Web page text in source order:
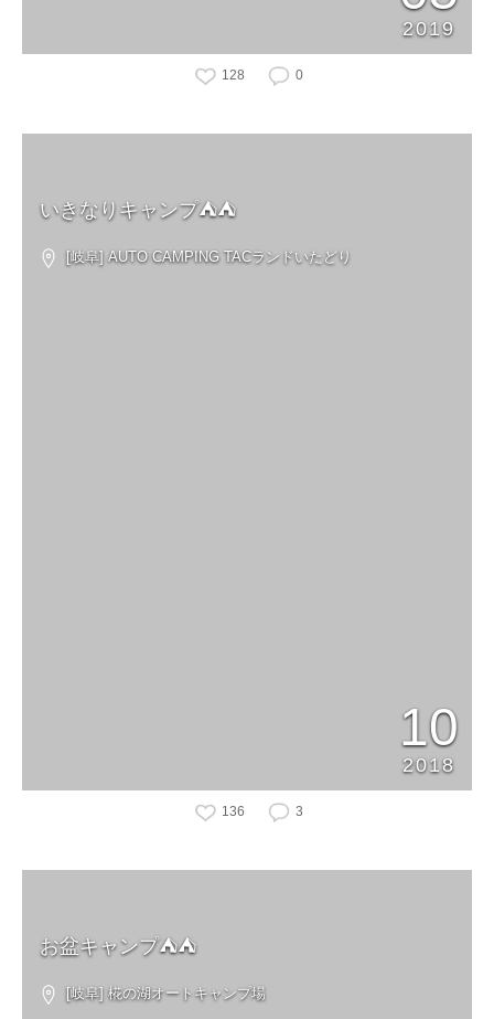
2019
128 0
いきなりキャンプ⛺️⛺️
[岐阜] AUTO CAMPING TACランドいたどり
10
2018
136 3
お盆キャンプ⛺️⛺️
[岐阜] 椛の湖オートキャンプ場